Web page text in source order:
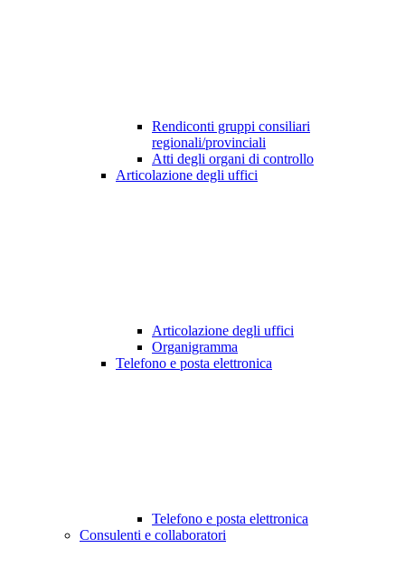
Rendiconti gruppi consiliari
regionali/provinciali
Atti degli organi di controllo
Articolazione degli uffici
Articolazione degli uffici
Organigramma
Telefono e posta elettronica
Telefono e posta elettronica
Consulenti e collaboratori